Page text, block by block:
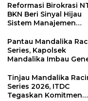
Reformasi Birokrasi
BKN Beri Sinyal Hijau
Sistem Manajemen
Pantau Mandalika
Series, Kapolsek
Mandalika Imbau
Sirkuit, Bukan Jalan
Tinjau Mandalika
Series 2026, ITDC
Tegaskan Komitmen